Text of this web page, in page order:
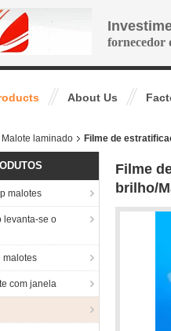
fornecedor
About Us
Malote laminado Filme de
malotes
levanta-se o
malotes
com janela
Filme
brilho/